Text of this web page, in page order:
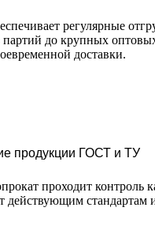
регулярные
до крупных оптовых
доставки.
продукции ГОСТ и ТУ
проходит контроль
действующим стандартам